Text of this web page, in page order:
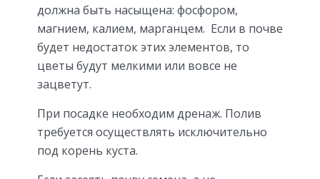
должна быть насыщена: фосфором,
магнием, калием, марганцем. Если в почве
будет недостаток этих элементов, то
цветы будут мелкими или вовсе не
зацветут.
При посадке необходим дренаж. Полив
требуется осуществлять исключительно
под корень куста.